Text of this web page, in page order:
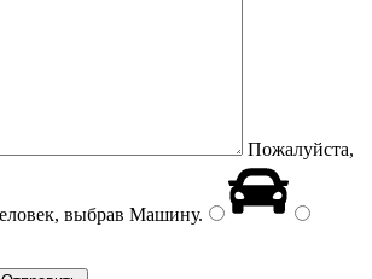
Пожалуйста,
выбрав Машину.